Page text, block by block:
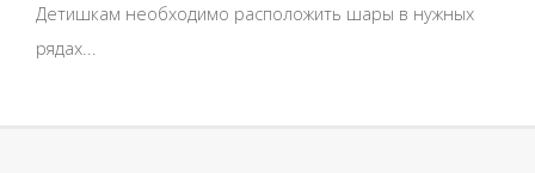
Детишкам необходимо расположить шары в нужных
рядах...